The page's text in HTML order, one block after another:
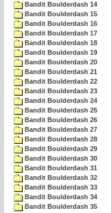
Bandit Boulderdash 14
Bandit Boulderdash 15
Bandit Boulderdash 16
Bandit Boulderdash 17
Bandit Boulderdash 18
Bandit Boulderdash 19
Bandit Boulderdash 20
Bandit Boulderdash 21
Bandit Boulderdash 22
Bandit Boulderdash 23
Bandit Boulderdash 24
Bandit Boulderdash 25
Bandit Boulderdash 26
Bandit Boulderdash 27
Bandit Boulderdash 28
Bandit Boulderdash 29
Bandit Boulderdash 30
Bandit Boulderdash 31
Bandit Boulderdash 32
Bandit Boulderdash 33
Bandit Boulderdash 34
Bandit Boulderdash 35